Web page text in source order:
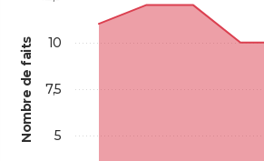
Nombre de faits 5
7,5
10